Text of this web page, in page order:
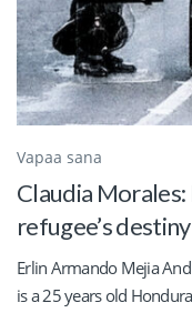
Vapaa sana
Claudia
refugee’s destiny
Erlin Armando Mejia
is a 25 years old